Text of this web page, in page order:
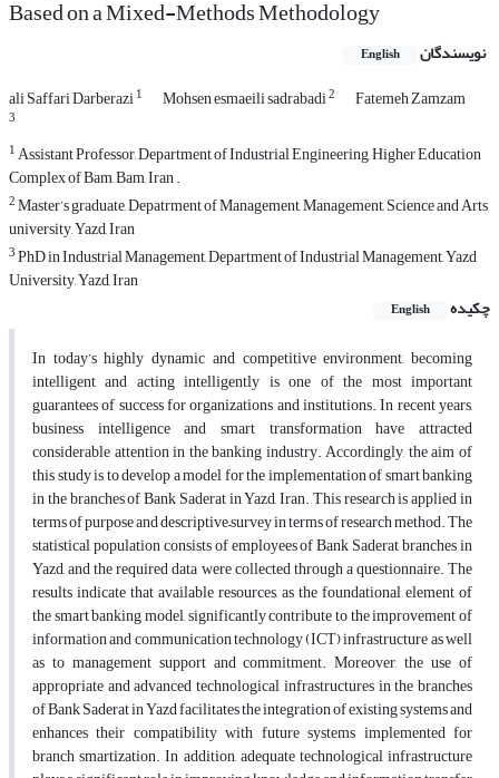
Based on a Mixed-Methods Methodology
نویسندگان English
ali Saffari Darberazi1 Mohsen esmaeili sadrabadi2 Fatemeh Zamzam
3
1Assistant Professor, Department of Industrial Engineering, Higher Education
Complex of Bam, Bam, Iran .
2Master’s graduate, Depatrment of Management, Management, Science and Arts
university, Yazd, Iran
3PhD in Industrial Management, Department of Industrial Management, Yazd
University, Yazd, Iran
چکیده
English
In today’s highly dynamic and competitive environment, becoming
intelligent and acting intelligently is one of the most important
guarantees of success for organizations and institutions. In recent years,
business intelligence and smart transformation have attracted
considerable attention in the banking industry. Accordingly, the aim of
this study is to develop a model for the implementation of smart banking
in the branches of Bank Saderat in Yazd, Iran. This research is applied in
terms of purpose and descriptive–survey in terms of research method. The
statistical population consists of employees of Bank Saderat branches in
Yazd, and the required data were collected through a questionnaire. The
results indicate that available resources, as the foundational element of
the smart banking model, significantly contribute to the improvement of
information and communication technology (ICT) infrastructure as well
as to management support and commitment. Moreover, the use of
appropriate and advanced technological infrastructures in the branches
of Bank Saderat in Yazd facilitates the integration of existing systems and
enhances their compatibility with future systems implemented for
branch smartization. In addition, adequate technological infrastructure